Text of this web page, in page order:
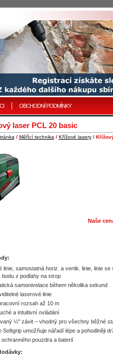
OBCHODNÍ PODMÍNKY
laser PCL 20 basic
/ Měřící technika / Křížové lasery/
Naše
linie, samostatná horiz. a vertik. linie, linie
bodu z podlahy na strop
samonivelace během několika sekund
laserové linie
rozsah až 10 m
a intuitivní ovládání
¼" závit – vhodný pro všechny běžné
Softgrip umožňuje nářadí lépe a pohodlněji
ochranného pouzdra a baterií